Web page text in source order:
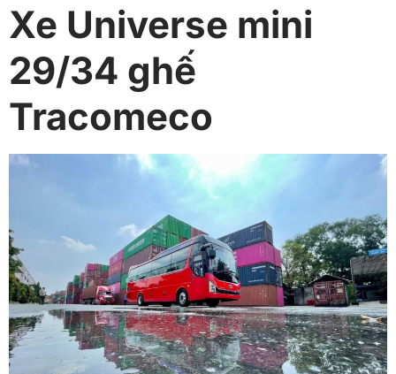
Xe Universe mini
29/34 ghế
Tracomeco